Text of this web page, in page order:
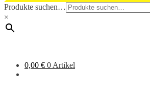
Produkte suchen…
×
0,00 € 0 Artikel